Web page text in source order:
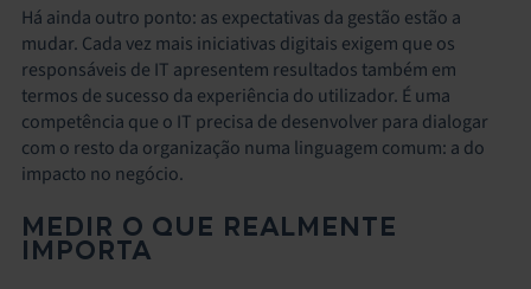
Há ainda outro ponto: as expectativas da gestão estão a
mudar. Cada vez mais iniciativas digitais exigem que os
responsáveis de IT apresentem resultados também em
termos de sucesso da experiência do utilizador. É uma
competência que o IT precisa de desenvolver para dialogar
com o resto da organização numa linguagem comum: a do
impacto no negócio.
MEDIR O QUE REALMENTE
IMPORTA